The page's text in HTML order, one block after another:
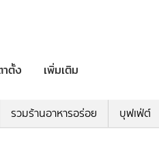
ตั้ง เพิ่มเติม
รวมร้านอาหารอร่อย บุฟเฟ่ต์